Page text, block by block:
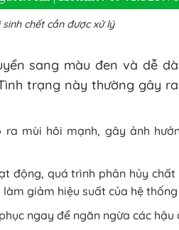
chết cần được xử lý
sang màu đen và dễ
trạng này thường gây
mùi hôi mạnh, gây ảnh
động, quá trình phân hủy
giảm hiệu suất của hệ thống
ngay để ngăn ngừa các hậu